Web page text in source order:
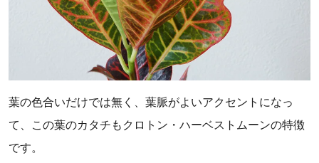
葉の色合いだけでは無く、葉脈がよいアクセントになっ
て、この葉のカタチもクロトン・ハーベストムーンの特徴
です。